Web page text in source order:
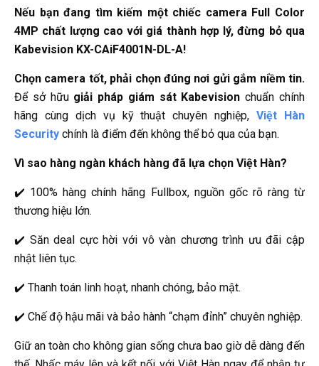
Nếu bạn đang tìm kiếm một chiếc camera Full Color
4MP chất lượng cao với giá thành hợp lý, đừng bỏ qua
Kabevision KX-CAiF4001N-DL-A!
Chọn camera tốt, phải chọn đúng nơi gửi gắm niềm tin.
Để sở hữu giải pháp giám sát Kabevision chuẩn chính
hãng cùng dịch vụ kỹ thuật chuyên nghiệp,Việt Hàn
Security chính là điểm đến không thể bỏ qua của bạn.
Vì sao hàng ngàn khách hàng đã lựa chọn Việt Hàn?
✔️ 100% hàng chính hãng Fullbox, nguồn gốc rõ ràng từ
thương hiệu lớn.
✔️ Săn deal cực hời với vô vàn chương trình ưu đãi cập
nhật liên tục.
✔️ Thanh toán linh hoạt, nhanh chóng, bảo mật.
✔️ Chế độ hậu mãi và bảo hành “chạm đỉnh” chuyên nghiệp.
Giữ an toàn cho không gian sống chưa bao giờ dễ dàng đến